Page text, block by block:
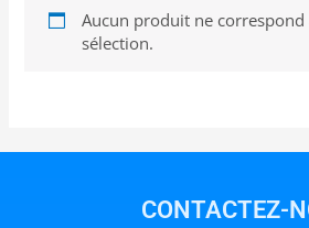
Aucun produit ne correspond
sélection.
CONTACTEZ-